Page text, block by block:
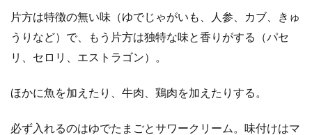
片方は特徴の無い味（ゆでじゃがいも、人参、カブ、きゅ
うりなど）で、もう片方は独特な味と香りがする（パセ
リ、セロリ、エストラゴン）。
ほかに魚を加えたり、牛肉、鶏肉を加えたりする。
必ず入れるのはゆでたまごとサワークリーム。味付けはマ